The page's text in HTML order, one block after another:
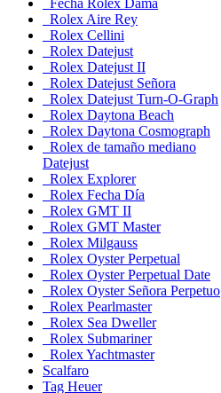
Fecha Rolex Dama
Rolex Aire Rey
Rolex Cellini
Rolex Datejust
Rolex Datejust II
Rolex Datejust Señora
Rolex Datejust Turn-O-Graph
Rolex Daytona Beach
Rolex Daytona Cosmograph
Rolex de tamaño mediano
Datejust
Rolex Explorer
Rolex Fecha Día
Rolex GMT II
Rolex GMT Master
Rolex Milgauss
Rolex Oyster Perpetual
Rolex Oyster Perpetual Date
Rolex Oyster Señora Perpetuo
Rolex Pearlmaster
Rolex Sea Dweller
Rolex Submariner
Rolex Yachtmaster
Scalfaro
Tag Heuer